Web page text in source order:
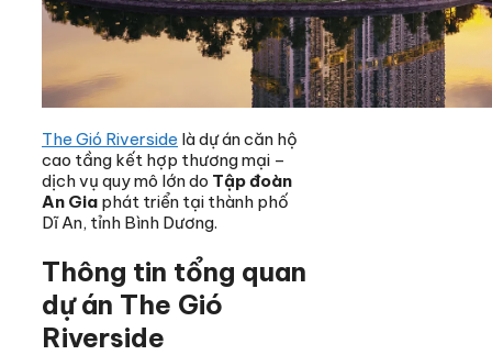
The Gió Riverside là dự án căn hộ
cao tầng kết hợp thương mại –
dịch vụ quy mô lớn do Tập đoàn
An Gia phát triển tại thành phố
Dĩ An, tỉnh Bình Dương.
Thông tin tổng quan
dự án The Gió
Riverside